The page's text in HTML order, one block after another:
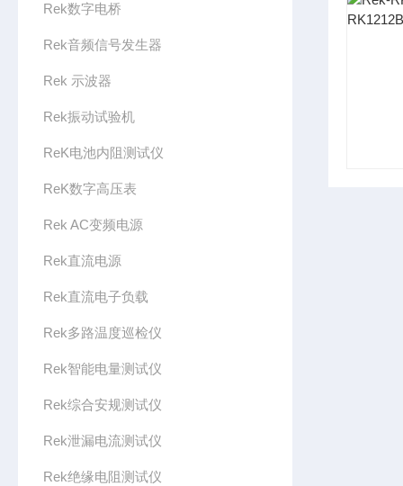
Rek数字电桥
Rek音频信号发生器
Rek 示波器
Rek振动试验机
ReK电池内阻测试仪
ReK数字高压表
Rek AC变频电源
Rek直流电源
Rek直流电子负载
Rek多路温度巡检仪
Rek智能电量测试仪
Rek综合安规测试仪
Rek泄漏电流测试仪
Rek绝缘电阻测试仪